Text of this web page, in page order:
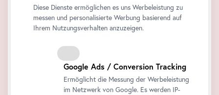
Alle Preise inklusive der gesetzlichen MwSt.
Ihr Warenkorb ist leer..
Diese Dienste ermöglichen es uns Werbeleistung zu
messen und personalisierte Werbung basierend auf
Ihrem Nutzungsverhalten anzuzeigen.
Google Ads / Conversion Tracking
Ermöglicht die Messung der Werbeleistung
im Netzwerk von Google. Es werden IP-